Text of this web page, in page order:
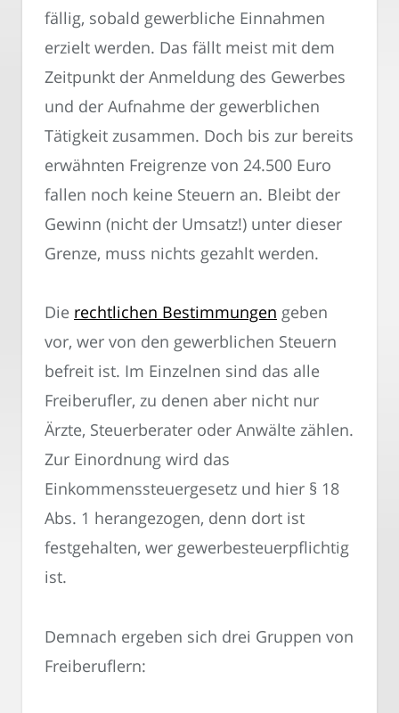
fällig, sobald gewerbliche Einnahmen
erzielt werden. Das fällt meist mit dem
Zeitpunkt der Anmeldung des Gewerbes
und der Aufnahme der gewerblichen
Tätigkeit zusammen. Doch bis zur bereits
erwähnten Freigrenze von 24.500 Euro
fallen noch keine Steuern an. Bleibt der
Gewinn (nicht der Umsatz!) unter dieser
Grenze, muss nichts gezahlt werden.
Die rechtlichen Bestimmungen geben
vor, wer von den gewerblichen Steuern
befreit ist. Im Einzelnen sind das alle
Freiberufler, zu denen aber nicht nur
Ärzte, Steuerberater oder Anwälte zählen.
Zur Einordnung wird das
Einkommenssteuergesetz und hier § 18
Abs. 1 herangezogen, denn dort ist
festgehalten, wer gewerbesteuerpflichtig
ist.
Demnach ergeben sich drei Gruppen von
Freiberuflern: